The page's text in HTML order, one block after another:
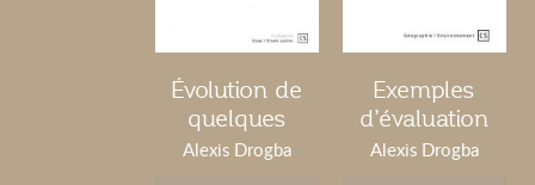
Évolution de
quelques
propriétés
Alexis Drogba
Exemples
d’évaluation
énergétique
Alexis Drogba